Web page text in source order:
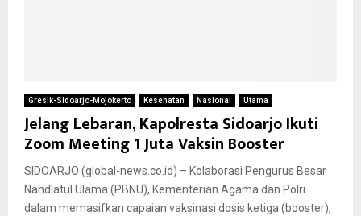
Gresik-Sidoarjo-Mojokerto Kesehatan Nasional Utama
Jelang Lebaran, Kapolresta Sidoarjo Ikuti
Zoom Meeting 1 Juta Vaksin Booster
SIDOARJO (global-news.co.id) – Kolaborasi Pengurus Besar
Nahdlatul Ulama (PBNU), Kementerian Agama dan Polri
dalam memasifkan capaian vaksinasi dosis ketiga (booster),